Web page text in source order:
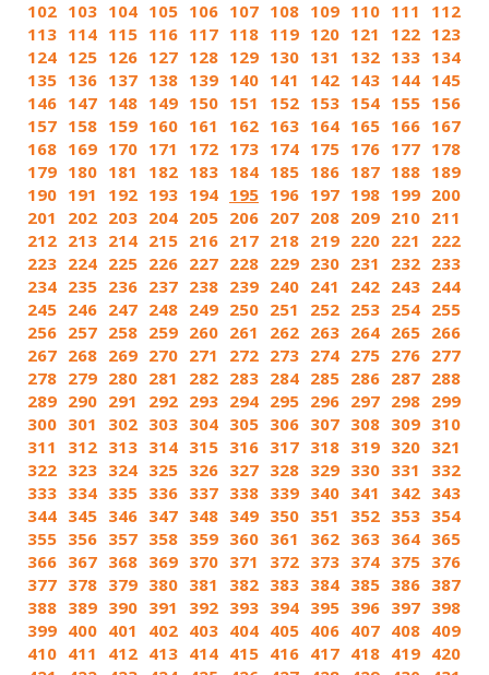
102 103 104 105 106 107 108 109 110 111
112
113 114 115 116 117 118 119 120 121 122 123
124 125 126 127 128 129 130 131 132 133 134
135 136 137 138 139 140 141 142 143 144 145
146 147 148 149 150 151 152 153 154 155 156
157 158 159 160 161 162 163 164 165 166 167
168 169 170 171 172 173 174 175 176 177 178
179 180 181 182 183 184 185 186 187 188 189
190 191 192 193 194 195 196 197 198 199 200
201
202 203 204 205 206 207 208 209 210 211
212 213 214 215 216 217 218 219 220 221
222
223 224 225 226 227 228 229 230 231 232 233
234 235 236 237 238 239 240 241 242 243 244
245 246 247 248 249 250 251 252 253 254 255
256 257 258 259 260 261 262 263 264 265 266
267 268 269 270 271 272 273 274 275 276 277
278 279 280 281 282 283 284 285 286 287 288
289 290 291 292 293 294 295 296 297 298 299
300 301 302 303 304 305 306 307 308 309 310
311
312 313 314 315 316 317 318 319 320 321
322 323 324 325 326 327 328 329 330 331
332
333 334 335 336 337 338 339 340 341 342 343
344 345 346 347 348 349 350 351 352 353 354
355 356 357 358 359 360 361 362 363 364 365
366 367 368 369 370 371 372 373 374 375 376
377 378 379 380 381 382 383 384 385 386 387
388 389 390 391 392 393 394 395 396 397 398
399 400 401 402 403 404 405 406 407 408 409
410 411 412 413 414 415 416 417 418 419 420